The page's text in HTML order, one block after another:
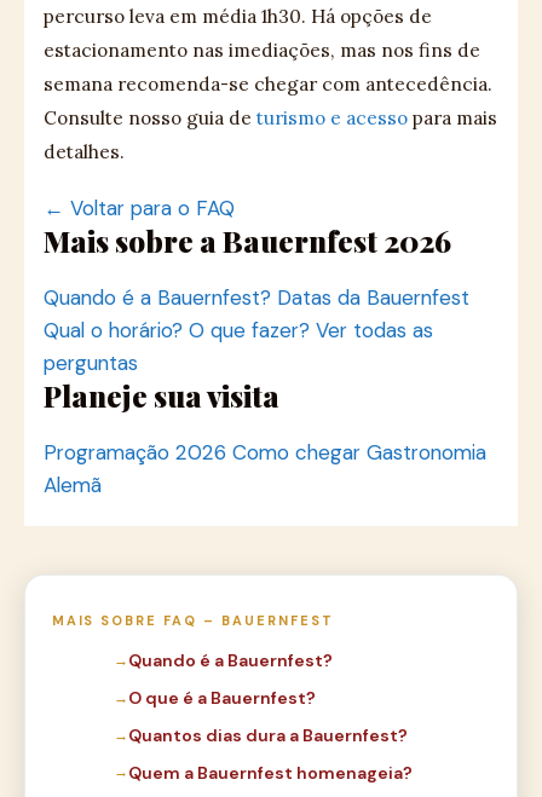
percurso leva em média 1h30. Há opções de
estacionamento nas imediações, mas nos fins de
semana recomenda-se chegar com antecedência.
Consulte nosso guia de turismo e acesso para mais
detalhes.
← Voltar para o FAQ
Mais sobre a Bauernfest 2026
Quando é a Bauernfest? Datas da Bauernfest
Qual o horário? O que fazer? Ver todas as
perguntas
Planeje sua visita
Programação 2026 Como chegar Gastronomia
Alemã
MAIS SOBRE FAQ – BAUERNFEST
Quando é a Bauernfest?
O que é a Bauernfest?
Quantos dias dura a Bauernfest?
Quem a Bauernfest homenageia?